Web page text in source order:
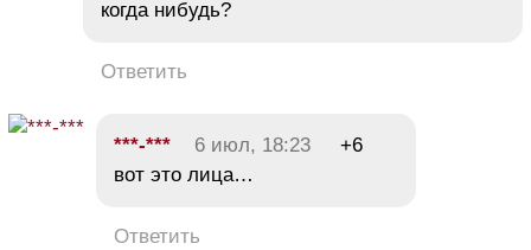
когда нибудь?
Ответить
***-*** 6 июл, 18:23
+6
вот это лица…
Ответить